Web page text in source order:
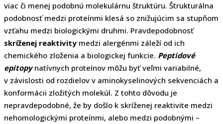
viac či menej podobnú molekulárnu štruktúru. Štrukturálna
podobnosť medzi proteínmi klesá so znižujúcim sa stupňom
vzťahu medzi biologickými druhmi. Pravdepodobnosť
skríženej reaktivity medzi alergénmi záleží od ich
chemického zloženia a biologickej funkcie. Peptidové
epitopynatívnych proteínov môžu byť veľmi variabilné,
v závislosti od rozdielov v aminokyselinových sekvenciách a
konformácii zložitých molekúl. Z tohto dôvodu je
nepravdepodobné, že by došlo k skríženej reaktivite medzi
nehomologickými proteínmi, alebo medzi podobnými –